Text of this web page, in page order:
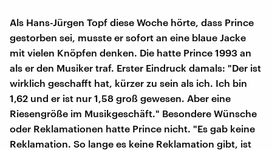
Als Hans-Jürgen Topf diese Woche hörte, dass Prince
gestorben sei, musste er sofort an eine blaue Jacke
mit vielen Knöpfen denken. Die hatte Prince 1993 an
als er den Musiker traf. Erster Eindruck damals: "Der ist
wirklich geschafft hat, kürzer zu sein als ich. Ich bin
1,62 und er ist nur 1,58 groß gewesen. Aber eine
Riesengröße im Musikgeschäft." Besondere Wünsche
oder Reklamationen hatte Prince nicht. "Es gab keine
Reklamation. So lange es keine Reklamation gibt, ist